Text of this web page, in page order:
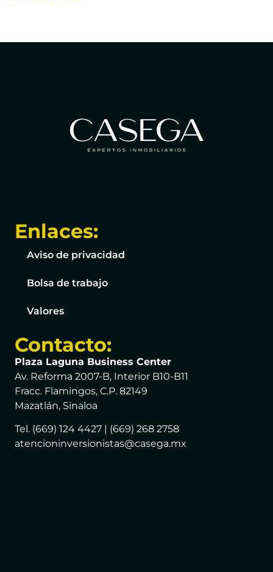
Enlaces:
Aviso de privacidad
Bolsa de trabajo
Valores
Contacto:
Plaza Laguna Business Center
Av. Reforma 2007-B, Interior B10-B11
Fracc. Flamingos, C.P. 82149
Mazatlán, Sinaloa
Tel. (669) 124 4427 | (669) 268 2758
atencioninversionistas@casega.mx